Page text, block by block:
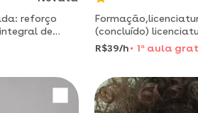
reforço
de
(concluído)
experiência em reforço
séries iniciais)
R$39/h 1 aaula